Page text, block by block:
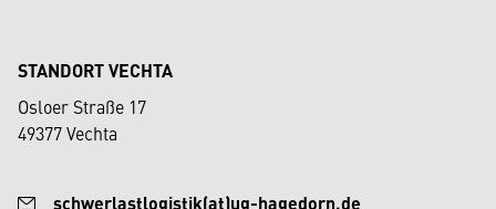
STANDORT VECHTA
Osloer Straße 17
49377 Vechta
schwerlastlogistik(at)ug-hagedorn.de